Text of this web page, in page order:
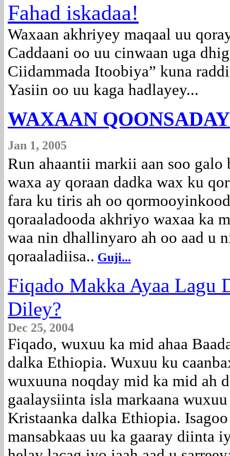
Fahad iskadaa!
Waxaan akhriyey maqaal uu
Caddaani oo uu cinwaan uga
Ciidammada Itoobiya” kuna
Yasiin oo uu kaga hadlayey...
WAXAAN
Jan 1, 2005
Run ahaantii markii aan soo
waxa ay qoraan dadka wax ku
fara ku tiris ah oo
qoraaladooda akhriyo waxaa ka
waa nin dhallinyaro ah oo aad u
qoraaladiisa.. Guji...
Fiqado Makka Ayaa Lagu
Diley?
Dec 25, 2004
Fiqado, wuxuu ka mid ahaa
dalka Ethiopia. Wuxuu ku
wuxuuna noqday mid ka mid ah
gaalaysiinta isla markaana
Kristaanka dalka Ethiopia.
mansabkaas uu ka gaaray diinta